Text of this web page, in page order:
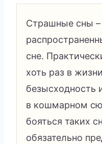
Страшные сны
сне.
хоть раз в
безысходность
в кошмарном
бояться таких
обязательно